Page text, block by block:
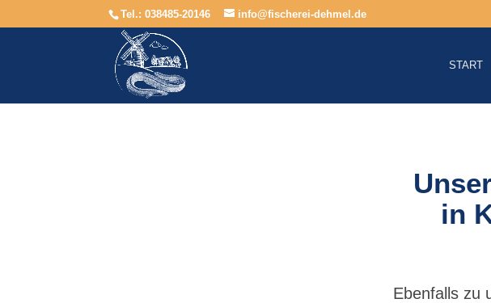
Tel.: 038485-20146 info@fischerei-dehmel.de
START
in
Ebenfalls zu